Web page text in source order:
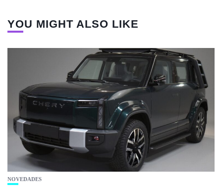
YOU MIGHT ALSO LIKE
NOVEDADES